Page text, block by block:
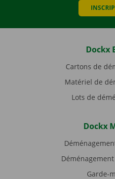
Dockx
Cartons de
Matériel de
Lots de
Dockx
Garde-